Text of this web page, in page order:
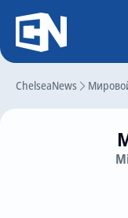
ChelseaNews
Регистрация
Главная